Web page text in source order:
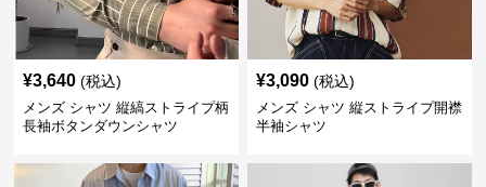
¥3,640 (税込)
メンズ シャツ 縦縞ストライプ柄
長袖ボタンダウンシャツ
¥3,090 (税込)
メンズ シャツ 縦ストライプ開襟
半袖シャツ